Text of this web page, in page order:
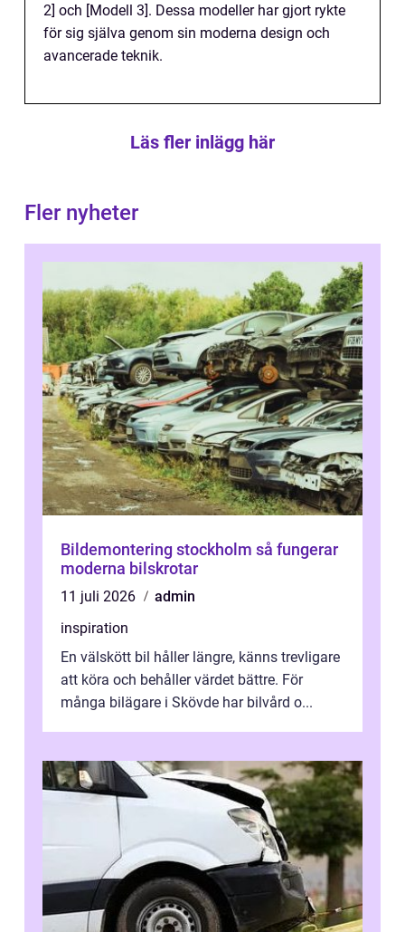
2] och [Modell 3]. Dessa modeller har gjort rykte
för sig själva genom sin moderna design och
avancerade teknik.
Läs fler inlägg här
Fler nyheter
Bildemontering stockholm så fungerar
moderna bilskrotar
11 juli 2026
admin
inspiration
En välskött bil håller längre, känns trevligare
att köra och behåller värdet bättre. För
många bilägare i Skövde har bilvård o...